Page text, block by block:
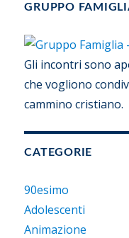
GRUPPO
Gli incontri sono
che vogliono
cammino cristiano.
CATEGORIE
90esimo
Adolescenti
Animazione